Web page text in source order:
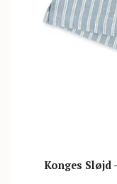
Konges Sløjd